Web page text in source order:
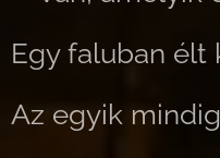
Egy faluban élt
Az egyik